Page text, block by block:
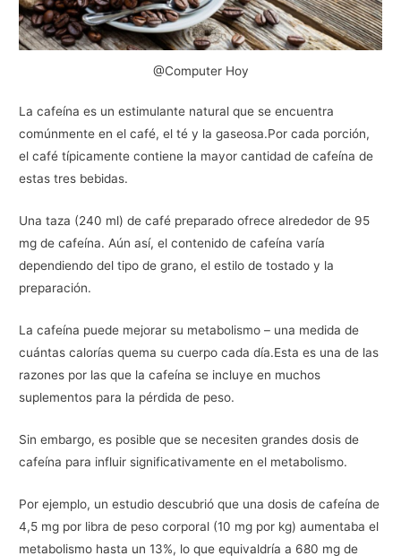
@Computer Hoy
La cafeína es un estimulante natural que se encuentra
comúnmente en el café, el té y la gaseosa.Por cada porción,
el café típicamente contiene la mayor cantidad de cafeína de
estas tres bebidas.
Una taza (240 ml) de café preparado ofrece alrededor de 95
mg de cafeína. Aún así, el contenido de cafeína varía
dependiendo del tipo de grano, el estilo de tostado y la
preparación.
La cafeína puede mejorar su metabolismo – una medida de
cuántas calorías quema su cuerpo cada día.Esta es una de las
razones por las que la cafeína se incluye en muchos
suplementos para la pérdida de peso.
Sin embargo, es posible que se necesiten grandes dosis de
cafeína para influir significativamente en el metabolismo.
Por ejemplo, un estudio descubrió que una dosis de cafeína de
4,5 mg por libra de peso corporal (10 mg por kg) aumentaba el
metabolismo hasta un 13%, lo que equivaldría a 680 mg de